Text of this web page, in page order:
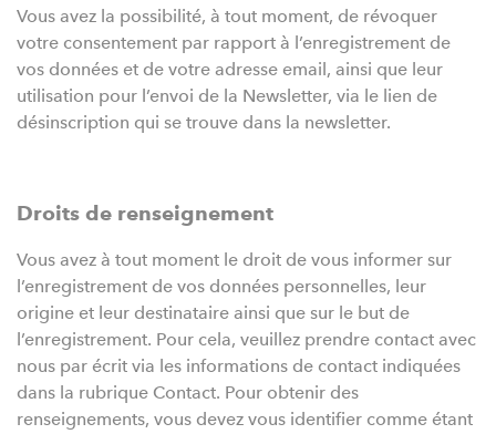
Vous avez la possibilité, à tout moment, de révoquer
votre consentement par rapport à l’enregistrement de
vos données et de votre adresse email, ainsi que leur
utilisation pour l’envoi de la Newsletter, via le lien de
désinscription qui se trouve dans la newsletter.
Droits de renseignement
Vous avez à tout moment le droit de vous informer sur
l’enregistrement de vos données personnelles, leur
origine et leur destinataire ainsi que sur le but de
l’enregistrement. Pour cela, veuillez prendre contact avec
nous par écrit via les informations de contact indiquées
dans la rubrique Contact. Pour obtenir des
renseignements, vous devez vous identifier comme étant